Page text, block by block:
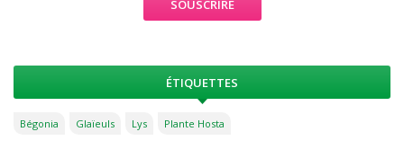
ÉTIQUETTES
Bégonia Glaïeuls Lys Plante Hosta